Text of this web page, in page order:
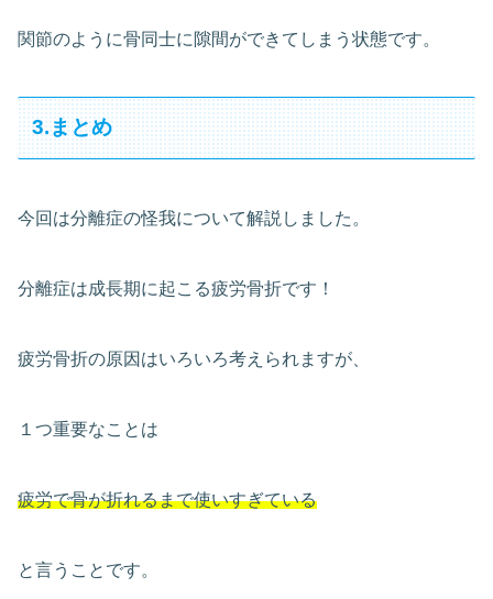
関節のように骨同士に隙間ができてしまう状態です。
3.まとめ
今回は分離症の怪我について解説しました。
分離症は成長期に起こる疲労骨折です！
疲労骨折の原因はいろいろ考えられますが、
１つ重要なことは
疲労で骨が折れるまで使いすぎている
と言うことです。